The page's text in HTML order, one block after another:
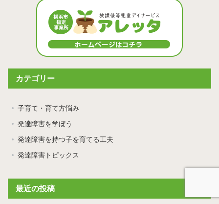
カテゴリー
子育て・育て方悩み
発達障害を学ぼう
発達障害を持つ子を育てる工夫
発達障害トピックス
最近の投稿